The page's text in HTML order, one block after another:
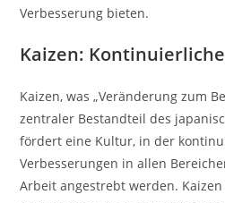
Verbesserung bieten.
Kaizen:
Kaizen, was „Veränderung zum
zentraler Bestandteil des
fördert eine Kultur, in der
Verbesserungen in allen
Arbeit angestrebt werden.